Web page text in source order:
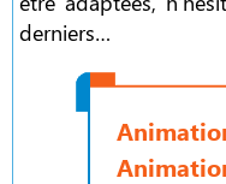
derniers…